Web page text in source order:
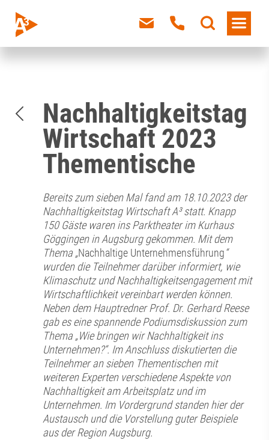
Nachhaltigkeitstag
Wirtschaft 2023
Thementische
Bereits zum sieben Mal fand am 18.10.2023 der
Nachhaltigkeitstag Wirtschaft A³ statt. Knapp
150 Gäste waren ins Parktheater im Kurhaus
Göggingen in Augsburg gekommen. Mit dem
Thema „Nachhaltige Unternehmensführung“
wurden die Teilnehmer darüber informiert, wie
Klimaschutz und Nachhaltigkeitsengagement mit
Wirtschaftlichkeit vereinbart werden können.
Neben dem Hauptredner Prof. Dr. Gerhard Reese
gab es eine spannende Podiumsdiskussion zum
Thema „Wie bringen wir Nachhaltigkeit ins
Unternehmen?“. Im Anschluss diskutierten die
Teilnehmer an sieben Thementischen mit
weiteren Experten verschiedene Aspekte von
Nachhaltigkeit am Arbeitsplatz und im
Unternehmen. Im Vordergrund standen hier der
Austausch und die Vorstellung guter Beispiele
aus der Region Augsburg.